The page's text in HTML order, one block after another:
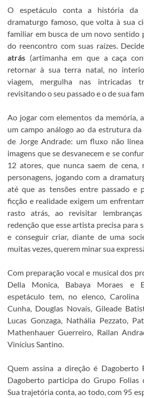
O espetáculo conta a história da
dramaturgo famoso, que volta à sua
familiar em busca de um novo sentido
do reencontro com suas raízes.
atrás (artimanha em que a caça
retornar à sua terra natal, no
viagem, mergulha nas intricadas
revisitando o seu passado e o de sua
Ao jogar com elementos da memória,
um campo análogo ao da estrutura
de Jorge Andrade: um fluxo não
imagens que se desvanecem e se
12 atores, que nunca saem de cena,
personagens, jogando com a
até que as tensões entre passado e
ficção e realidade exigem um
rasto atrás, ao revisitar
redenção que esse artista precisa para
e conseguir criar, diante de uma
muitas vezes, querem minar sua
Com preparação vocal e musical dos
Della Monica, Babaya Moraes e
espetáculo tem, no elenco, Carolina
Cunha, Douglas Novais, Gileade
Lucas Gonzaga, Nathália Pezzato,
Mathenhauer Guerreiro, Railan
Vinícius Santino.
Quem assina a direção é Dagoberto
Dagoberto participa do Grupo Folias
Sua trajetória conta, ao todo, com 95